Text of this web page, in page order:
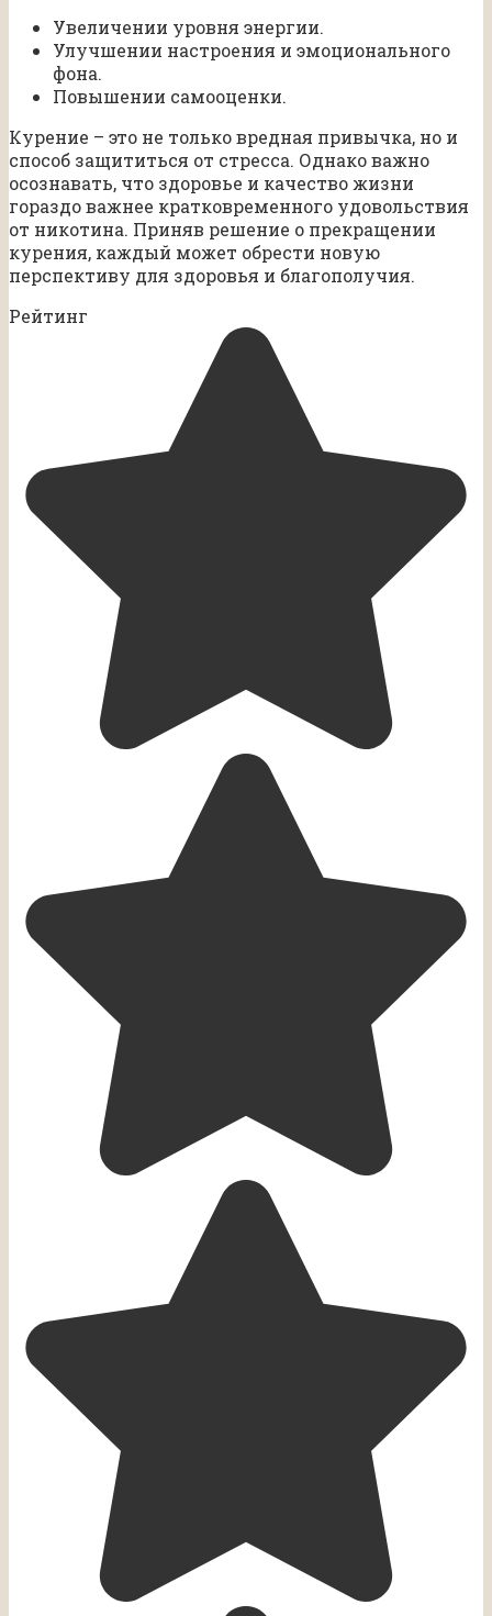
Увеличении уровня энергии.
Улучшении настроения и эмоционального
фона.
Повышении самооценки.
Курение – это не только вредная привычка, но и
способ защититься от стресса. Однако важно
осознавать, что здоровье и качество жизни
гораздо важнее кратковременного удовольствия
от никотина. Приняв решение о прекращении
курения, каждый может обрести новую
перспективу для здоровья и благополучия.
Рейтинг